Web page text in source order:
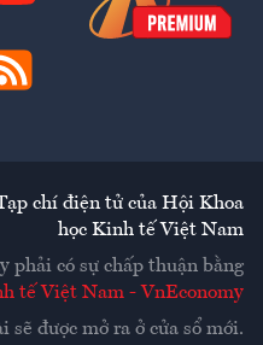
chí điện tử của Hội Khoa
học Kinh tế Việt Nam
có sự chấp thuận bằng
tế Việt Nam - VnEconomy
sẽ được mở ra ở cửa sổ mới.